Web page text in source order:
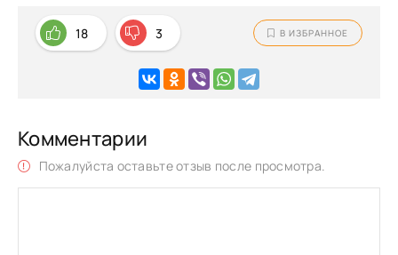
18 3 В ИЗБРАННОЕ
Комментарии
Пожалуйста оставьте отзыв после просмотра.